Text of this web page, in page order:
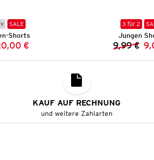
SALE
Shorts
Preis:
Preis:
€
3 für 2
Jungen
9,99 €
KAUF AUF RECHNUNG
und weitere Zahlarten